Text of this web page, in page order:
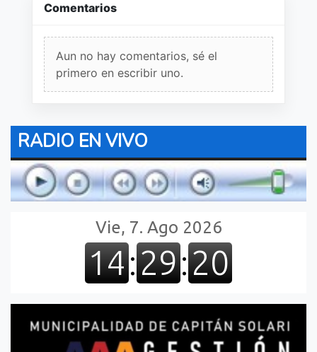
Comentarios
Aun no hay comentarios, sé el
primero en escribir uno.
RADIO EN VIVO